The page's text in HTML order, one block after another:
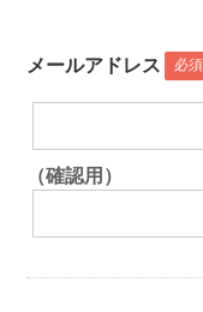
メールアドレス 必須
（確認用）